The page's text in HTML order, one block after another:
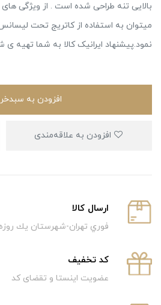
بالایی تنه طراحی شده است . از ویژگی های
میتوان به استفاده از کاتریج تحت
نمود.پیشنهاد ایرانیک کالا به شما تهیه
افزودن به
ارسال كالا
فوري تهران-شهرستان يك روزه
كد تخفيف
عضویت اینستا و تقضای کد